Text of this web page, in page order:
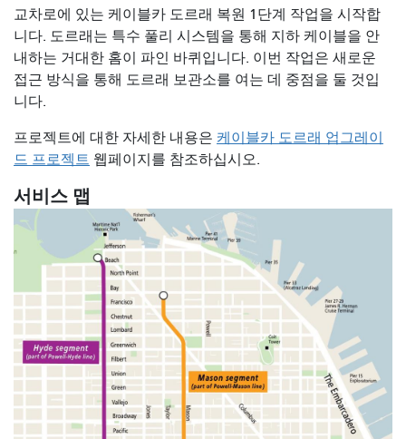
교차로에 있는 케이블카 도르래 복원 1단계 작업을 시작합
니다. 도르래는 특수 풀리 시스템을 통해 지하 케이블을 안
내하는 거대한 홈이 파인 바퀴입니다. 이번 작업은 새로운
접근 방식을 통해 도르래 보관소를 여는 데 중점을 둘 것입
니다.
프로젝트에 대한 자세한 내용은 케이블카 도르래 업그레이
드 프로젝트 웹페이지를 참조하십시오.
서비스 맵